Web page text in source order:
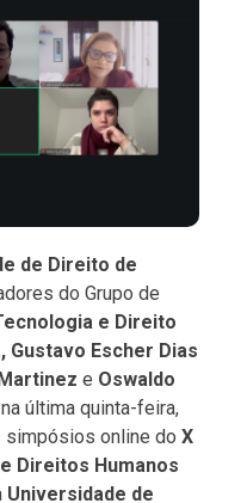
de Direito de
do Grupo de
e Direito
Gustavo Escher Dias
e Oswaldo
última quinta-feira,
simpósios online do X
Direitos Humanos
Universidade de